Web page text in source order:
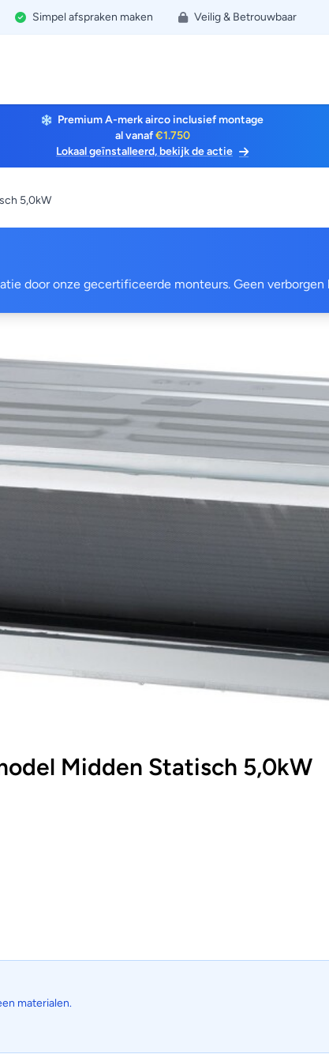
Simpel afspraken maken Veilig & Betrouwbaar
Premium A-merk airco inclusief montage
al vanaf€1.750
Lokaal geïnstalleerd, bekijk de actie
5,0kW
door onze gecertificeerde monteurs. Geen verborgen
Midden Statisch 5,0kW
materialen.